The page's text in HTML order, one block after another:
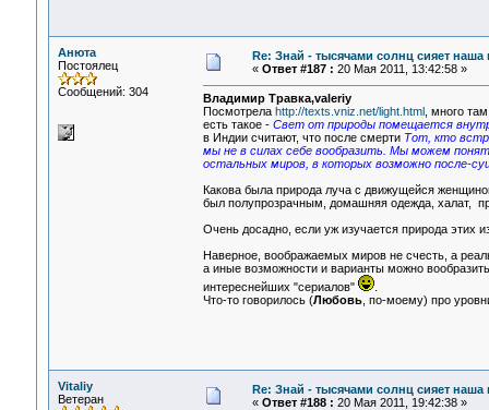
Анюта
Постоялец
Сообщений: 304
Re: Знай - тысячами солнц сияет наша
« Ответ #187 : 20 Мая 2011, 13:42:58 »
Владимир Травка,valeriy
Посмотрела http://texts.vniz.net/light.html
, много
есть такое - Свет от природы помещается
в Индии считают, что после смерти Тот, кто
мы не в силах себе вообразить. Мы можем
остальных миров, в которых возможно после-
Какова была природа луча с движущейся
был полупрозрачным, домашняя одежда, халат,
Очень досадно, если уж изучается природа этих
Наверное, воображаемых миров не счесть, а
а иные возможности и варианты можно
интереснейших "сериалов"
.
Что-то говорилось (Любовь, по-моему) про
Vitaliy
Ветеран
Re: Знай - тысячами солнц сияет наша
« Ответ #188 : 20 Мая 2011, 19:42:38 »